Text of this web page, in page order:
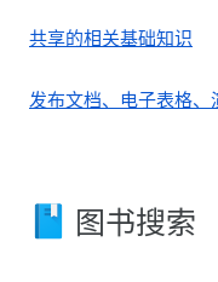
共享的相关基础知识
发布文档、电子表格、
图书搜索